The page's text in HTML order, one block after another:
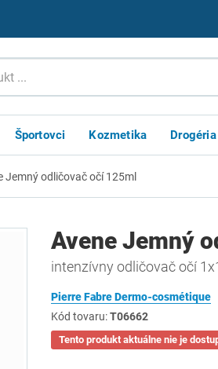
Športovci Kozmetika Drogéria
Jemný odličovač očí 125ml
Avene Jemný
intenzívny odličovač očí
Pierre Fabre Dermo-cosmétique
Kód tovaru:T06662
Tento produkt aktuálne nie je